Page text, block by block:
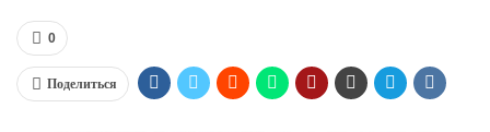
0
Поделиться